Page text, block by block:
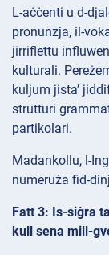
L-aċċenti u d-
pronunzja, il-
jirriflettu
kulturali.
kuljum jista’
strutturi
partikolari.
Madankollu, l-
numeruża fid-
Fatt 3: Is-siġra
kull sena mill-